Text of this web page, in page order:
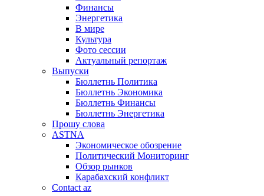
Финансы
Энергетика
В мире
Культура
Фото сессии
Актуальный репортаж
Выпуски
Бюллетнь Политика
Бюллетнь Экономика
Бюллетнь Финансы
Бюллетнь Энергетика
Прошу слова
ASTNA
Экономическое обозрение
Политический Мониторинг
Обзор рынков
Карабахский конфликт
Contact az